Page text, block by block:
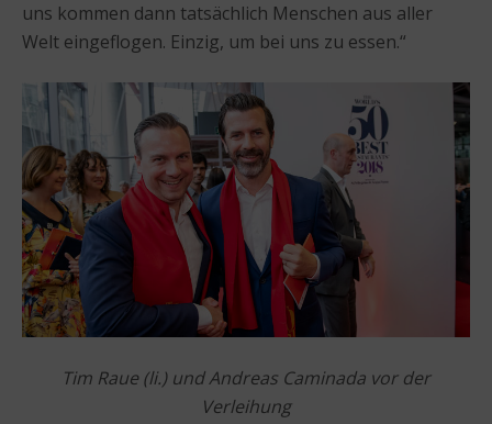
uns kommen dann tatsächlich Menschen aus aller
Welt eingeflogen. Einzig, um bei uns zu essen.“
Tim Raue (li.) und Andreas Caminada vor der
Verleihung